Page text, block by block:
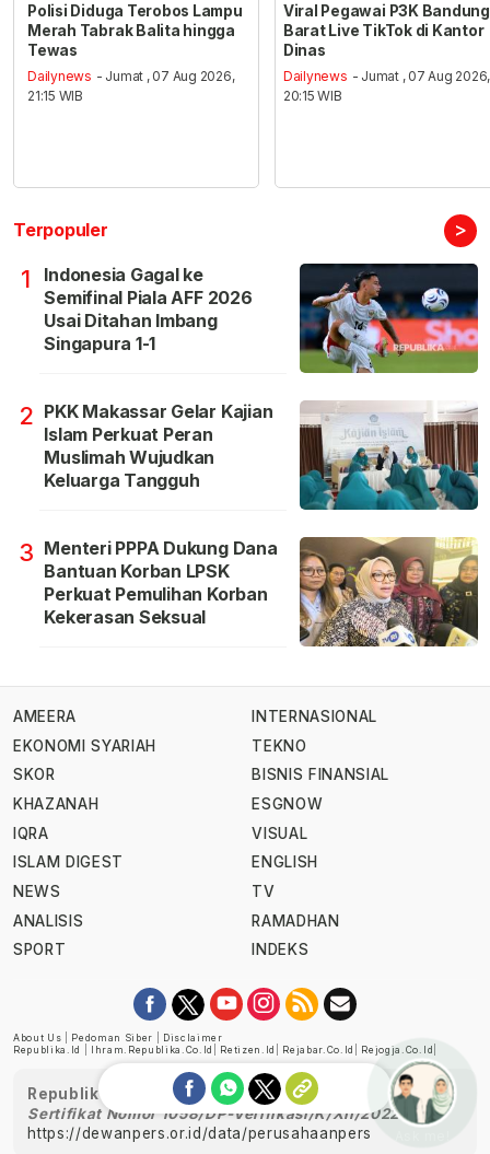
Polisi Diduga Terobos Lampu
Merah Tabrak Balita hingga
Tewas
Dailynews - Jumat , 07 Aug 2026,
21:15 WIB
Viral Pegawai P3K Bandung
Barat Live TikTok di Kantor
Dinas
Dailynews - Jumat , 07 Aug 2026,
20:15 WIB
Terpopuler >
1
Indonesia Gagal ke
Semifinal Piala AFF 2026
Usai Ditahan Imbang
Singapura 1-1
2 PKK Makassar Gelar Kajian
Islam Perkuat Peran
Muslimah Wujudkan
Keluarga Tangguh
3 Menteri PPPA Dukung Dana
Bantuan Korban LPSK
Perkuat Pemulihan Korban
Kekerasan Seksual
AMEERA
EKONOMI SYARIAH
SKOR
KHAZANAH
IQRA
ISLAM DIGEST
NEWS
ANALISIS
SPORT
INTERNASIONAL
TEKNO
BISNIS FINANSIAL
ESGNOW
VISUAL
ENGLISH
TV
RAMADHAN
INDEKS
About Us Pedoman Siber
Disclaimer
Republika.id
Ihram.republika.co.id Retizen.id Rejabar.co.id Rejogja.co.id
Republika telah diverifikasi oleh Dewan Pers
Sertifikat Nomor 1058/DP-Verifikasi/K/XII/2022
https://dewanpers.or.id/data/perusahaanpers